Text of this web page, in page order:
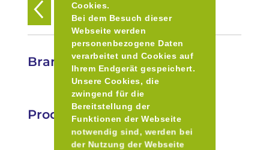
Cookies.
Bei dem Besuch dieser
Webseite werden
personenbezogene Daten
verarbeitet und Cookies auf
Ihrem Endgerät gespeichert.
Unsere Cookies, die
zwingend für die
Bereitstellung der
Funktionen der Webseite
notwendig sind, werden bei
der Nutzung der Webseite
Zurück zur Übersicht
Brandy´s BrauGarage
Produkte